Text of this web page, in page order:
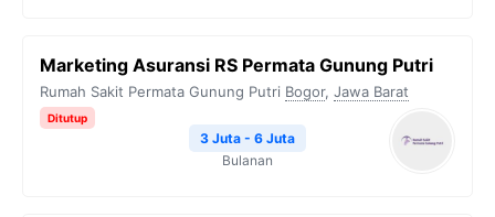
Marketing Asuransi RS Permata Gunung Putri
Rumah Sakit Permata Gunung Putri Bogor, Jawa Barat
Ditutup
3 Juta - 6 Juta
Bulanan